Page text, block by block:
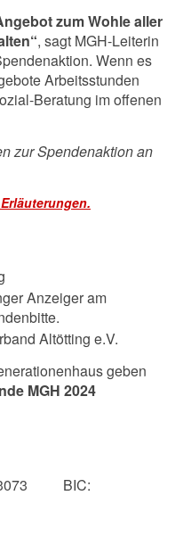
zum Wohle aller
, sagt MGH-Leiterin
Wenn es
Arbeitsstunden
Beratung im offenen
zur Spendenaktion an
Anzeiger am
Altötting e.V.
geben
MGH 2024
BIC: